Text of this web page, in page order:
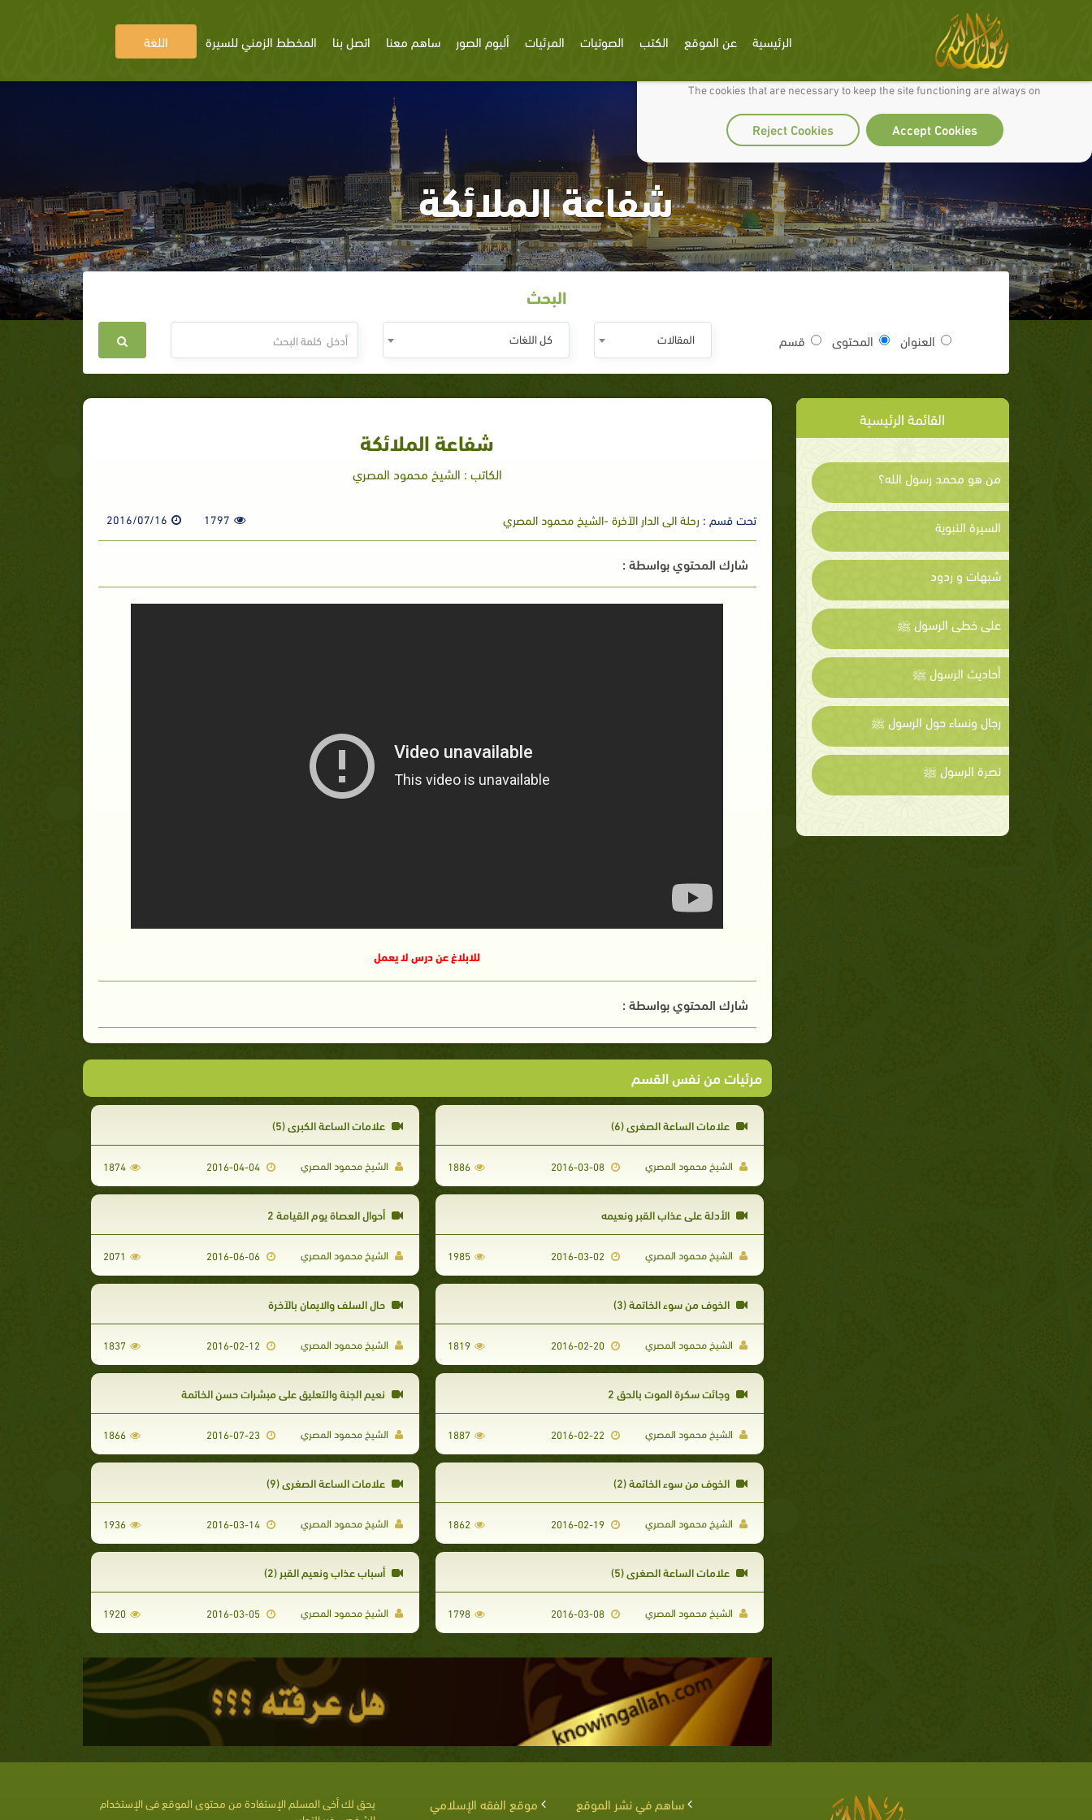
We use cookies to make our site work well for you and so we can continually improve it.
The cookies that are necessary to keep the site functioning are always on
Accept Cookies
Reject Cookies
الرئيسية عن الموقع الكتب الصوتيات المرئيات ألبوم الصور ساهم معنا اتصل بنا المخطط الزمني للسيرة اللغة
شفاعة الملائكة
البحث
العنوان المحتوى قسم المقالات كل اللغات
القائمة الرئيسية
من هو محمد رسول الله؟
السيرة النبوية
شبهات و ردود
على خطى الرسول ﷺ
أحاديث الرسول ﷺ
رجال ونساء حول الرسول ﷺ
نصرة الرسول ﷺ
شفاعة الملائكة
الكاتب : الشيخ محمود المصري
تحت قسم : رحلة الى الدار الآخرة -الشيخ محمود المصري 1797
2016/07/16
شارك المحتوي بواسطة :
للابلاغ عن درس لا يعمل
شارك المحتوي بواسطة :
مرئيات من نفس القسم
علامات الساعة الصغرى (6)
الشيخ محمود المصري 1886
علامات الساعة الكبرى (5)
الشيخ محمود المصري 1874
الأدلة على عذاب القبر ونعيمه
الشيخ محمود المصري 1985
أحوال العصاة يوم القيامة 2
الشيخ محمود المصري 2071
الخوف من سوء الخاتمة (3)
الشيخ محمود المصري 1819
حال السلف والايمان بالآخرة
الشيخ محمود المصري 1837
وجائت سكرة الموت بالحق 2
الشيخ محمود المصري 1887
نعيم الجنة والتعليق على مبشرات حسن الخاتمة
الشيخ محمود المصري 1866
الخوف من سوء الخاتمة (2)
الشيخ محمود المصري 1862
علامات الساعة الصغرى (9)
الشيخ محمود المصري 1936
علامات الساعة الصغرى (5)
الشيخ محمود المصري 1798
أسباب عذاب ونعيم القبر (2)
الشيخ محمود المصري 1920
ساهم في نشر الموقع
موقع الفقه الإسلامي
يحق لك أخى المسلم الإستفادة من محتوى الموقع فى الإستخدام